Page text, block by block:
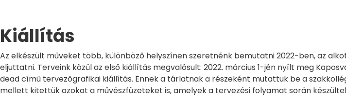
Kiállítás
Az elkészült műveket több, különböző helyszínen szeretnénk bemutatni 2022-ben, az
eljuttatni. Terveink közül az első kiállítás megvalósult: 2022. március 1-jén nyílt meg
dead című tervezőgrafikai kiállítás. Ennek a tárlatnak a részeként mutattuk be a
mellett kitettük azokat a művészfüzeteket is, amelyek a tervezési folyamat során